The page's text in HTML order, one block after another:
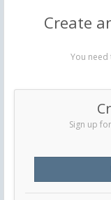
Create
You
Sign up